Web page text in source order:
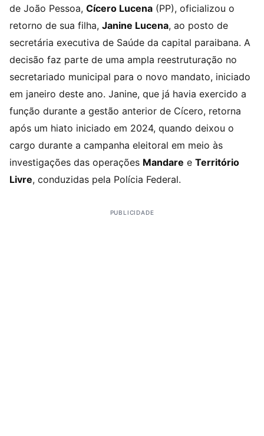
de João Pessoa, Cícero Lucena (PP), oficializou o
retorno de sua filha, Janine Lucena, ao posto de
secretária executiva de Saúde da capital paraibana. A
decisão faz parte de uma ampla reestruturação no
secretariado municipal para o novo mandato, iniciado
em janeiro deste ano. Janine, que já havia exercido a
função durante a gestão anterior de Cícero, retorna
após um hiato iniciado em 2024, quando deixou o
cargo durante a campanha eleitoral em meio às
investigações das operações Mandare e Território
Livre, conduzidas pela Polícia Federal.
PUBLICIDADE